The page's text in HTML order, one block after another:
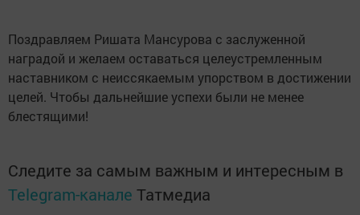
Поздравляем Ришата Мансурова с заслуженной
наградой и желаем оставаться целеустремленным
наставником с неиссякаемым упорством в достижении
целей. Чтобы дальнейшие успехи были не менее
блестящими!
Следите за самым важным и интересным в
Telegram-канале Татмедиа